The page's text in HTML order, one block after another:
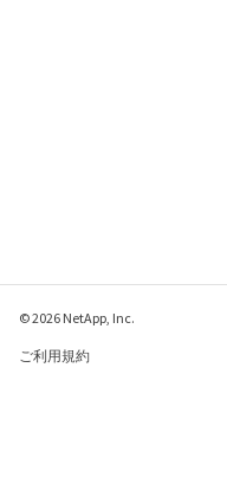
© 2026 NetApp, Inc.
ご利用規約